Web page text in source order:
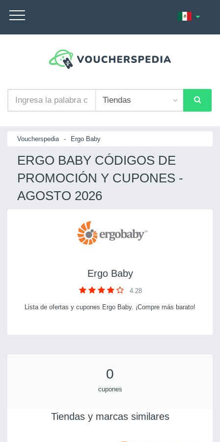
Voucherspedia - Ergo Baby
ERGO BABY CÓDIGOS DE
PROMOCIÓN Y CUPONES -
AGOSTO 2026
Ergo Baby
4.28
Lista de ofertas y cupones Ergo Baby. ¡Compre más barato!
0
cupones
Tiendas y marcas similares